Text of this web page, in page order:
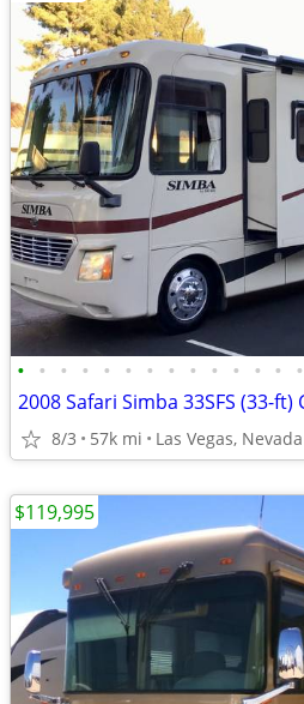
• • • • • • • • • • • • • •
8/3 57k mi Las Vegas, Nevada
$119,995